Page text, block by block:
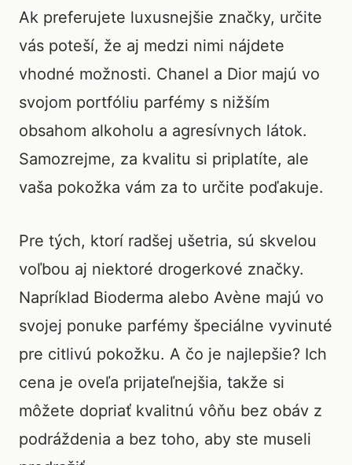
Ak preferujete luxusnejšie značky, určite
vás poteší, že aj medzi nimi nájdete
vhodné možnosti. Chanel a Dior majú vo
svojom portfóliu parfémy s nižším
obsahom alkoholu a agresívnych látok.
Samozrejme, za kvalitu si priplatíte, ale
vaša pokožka vám za to určite poďakuje.
Pre tých, ktorí radšej ušetria, sú skvelou
voľbou aj niektoré drogerkové značky.
Napríklad Bioderma alebo Avène majú vo
svojej ponuke parfémy špeciálne vyvinuté
pre citlivú pokožku. A čo je najlepšie? Ich
cena je oveľa prijateľnejšia, takže si
môžete dopriať kvalitnú vôňu bez obáv z
podráždenia a bez toho, aby ste museli